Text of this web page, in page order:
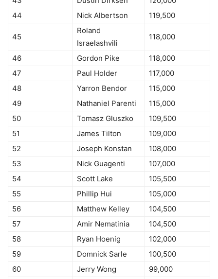
44
Nick Albertson 119,500
45
Roland
Israelashvili
118,000
46 Gordon Pike
118,000
47
Paul Holder
117,000
48
Yarron Bendor
115,000
49
Nathaniel Parenti
115,000
50
Tomasz Gluszko
109,500
51
James Tilton
109,000
52
Joseph Konstan
108,000
53
Nick Guagenti
107,000
54
Scott Lake
105,500
55
Phillip Hui
105,000
56
Matthew Kelley
104,500
57
Amir Nematinia
104,500
58
Ryan Hoenig
102,000
59
Domnick Sarle
100,500
60
Jerry Wong
99,000